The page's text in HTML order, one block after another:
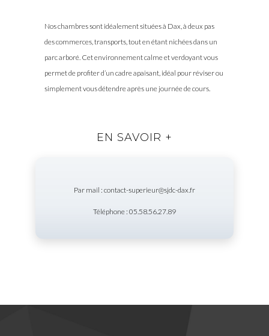
Nos chambres sont idéalement situées à Dax, à deux pas
des commerces, transports, tout en étant nichées dans un
parc arboré. Cet environnement calme et verdoyant vous
permet de profiter d’un cadre apaisant, idéal pour réviser ou
simplement vous détendre après une journée de cours.
EN SAVOIR +
Par mail : contact-superieur@sjdc-dax.fr
Téléphone : 05.58.56.27.89